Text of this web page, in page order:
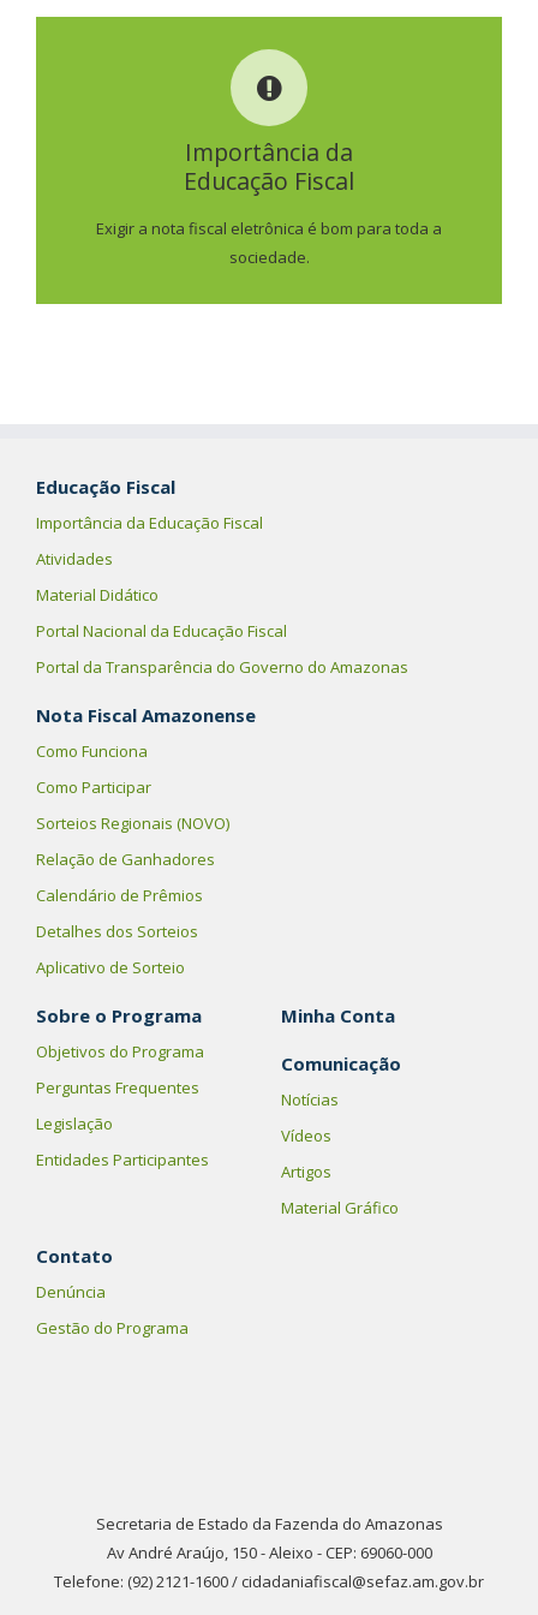
Importância da
Educação Fiscal
Exigir a nota fiscal eletrônica é bom para toda a
sociedade.
IMPORTÂNCIA DA
SAIBA MAIS
Educação Fiscal
Importância da Educação Fiscal
Atividades
Material Didático
Portal Nacional da Educação Fiscal
Portal da Transparência do Governo do Amazonas
Nota Fiscal Amazonense
Como Funciona
Como Participar
Sorteios Regionais (NOVO)
Relação de Ganhadores
Calendário de Prêmios
Detalhes dos Sorteios
Aplicativo de Sorteio
Sobre o Programa
Objetivos do Programa
Perguntas Frequentes
Legislação
Entidades Participantes
Minha Conta
Comunicação
Notícias
Vídeos
Artigos
Material Gráfico
Contato
Denúncia
Gestão do Programa
Secretaria de Estado da Fazenda do Amazonas
Av André Araújo, 150 - Aleixo - CEP: 69060-000
Telefone: (92) 2121-1600 / cidadaniafiscal@sefaz.am.gov.br